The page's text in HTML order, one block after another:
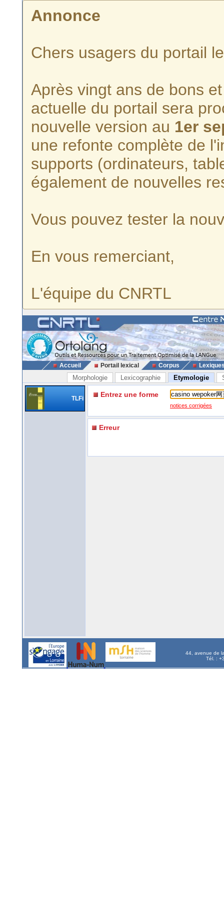
Annonce
Chers usagers du portail
Après vingt ans de bons
actuelle du portail sera
nouvelle version au 1er
une refonte complète de
supports (ordinateurs,
également de nouvelles
Vous pouvez tester la
En vous remerciant,
L'équipe du CNRTL
Accueil Portail lexical Corpus
Morphologie Lexicographie Etymologie
TLFi Entrez une forme
notices corrigées
Erreur
44, avenue de
Tél. :